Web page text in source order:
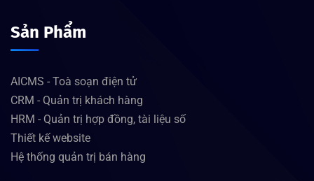
Sản Phẩm
AICMS - Toà soạn điện tử
CRM - Quản trị khách hàng
HRM - Quản trị hợp đồng, tài liệu số
Thiết kế website
Hệ thống quản trị bán hàng